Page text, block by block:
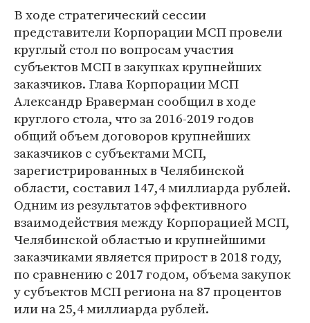
В ходе стратегический сессии
представители Корпорации МСП провели
круглый стол по вопросам участия
субъектов МСП в закупках крупнейших
заказчиков. Глава Корпорации МСП
Александр Браверман сообщил в ходе
круглого стола, что за 2016-2019 годов
общий объем договоров крупнейших
заказчиков с субъектами МСП,
зарегистрированных в Челябинской
области, составил 147,4 миллиарда рублей.
Одним из результатов эффективного
взаимодействия между Корпорацией МСП,
Челябинской областью и крупнейшими
заказчиками является прирост в 2018 году,
по сравнению с 2017 годом, объема закупок
у субъектов МСП региона на 87 процентов
или на 25,4 миллиарда рублей.